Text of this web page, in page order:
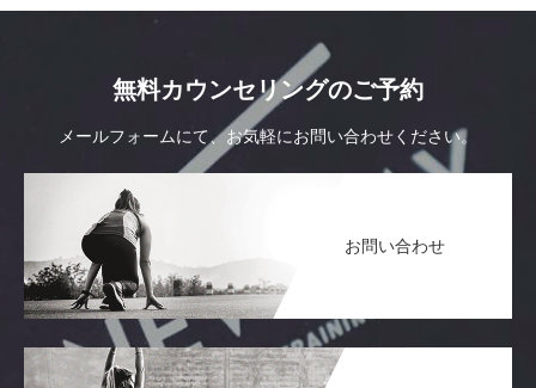
無料カウンセリングのご予約
メールフォームにて、お気軽にお問い合わせください。
お問い合わせ